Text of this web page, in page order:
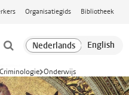
Organisatiegids Bibliotheek
Onderwijs